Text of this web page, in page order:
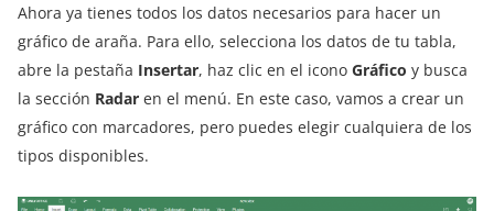
Ahora ya tienes todos los datos necesarios para hacer un
gráfico de araña. Para ello, selecciona los datos de tu tabla,
abre la pestaña Insertar, haz clic en el icono Gráfico y busca
la sección Radar en el menú. En este caso, vamos a crear un
gráfico con marcadores, pero puedes elegir cualquiera de los
tipos disponibles.